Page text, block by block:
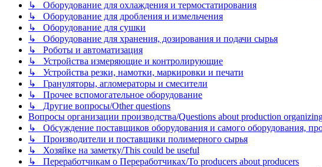
↳ Оборудование для охлаждения и термостатирования
↳ Оборудование для дробления и измельчения
↳ Оборудование для сушки
↳ Оборудование для хранения, дозирования и подачи сырья
↳ Роботы и автоматизация
↳ Устройства измеряющие и контролирующие
↳ Устройства резки, намотки, маркировки и печати
↳ Грануляторы, агломераторы и смесители
↳ Прочее вспомогательное оборудование
↳ Другие вопросы/Other questions
Вопросы организации производства/Questions about production
↳ Обсуждение поставщиков оборудования и самого оборудования,
↳ Производители и поставщики полимерного сырья
↳ Хозяйке на заметку/This could be useful
↳ Переработчикам о Переработчиках/To producers about producers